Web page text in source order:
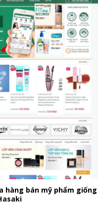
hàng bán mỹ phẩm giống